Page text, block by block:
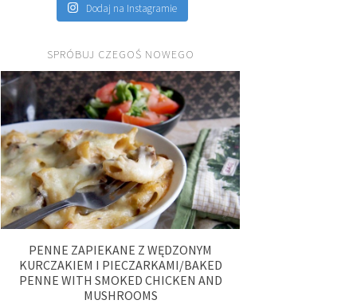
Dodaj na Instagramie
SPRÓBUJ CZEGOŚ NOWEGO
PENNE ZAPIEKANE Z WĘDZONYM
KURCZAKIEM I PIECZARKAMI/BAKED
PENNE WITH SMOKED CHICKEN AND
MUSHROOMS